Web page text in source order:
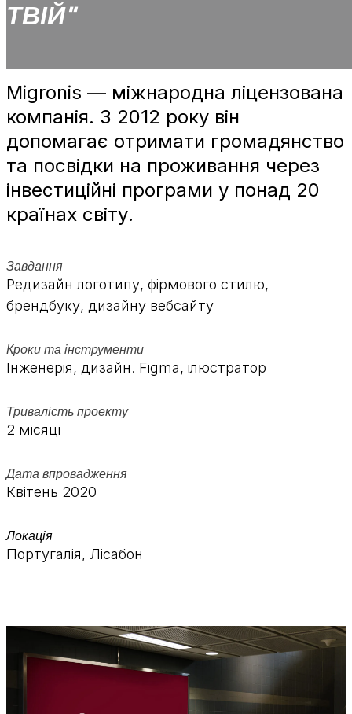
ТВІЙ"
Migronis — міжнародна ліцензована
компанія. З 2012 року він
допомагає отримати громадянство
та посвідки на проживання через
інвестиційні програми у понад 20
країнах світу.
Завдання
Редизайн логотипу, фірмового стилю,
брендбуку, дизайну вебсайту
Кроки та інструменти
Інженерія, дизайн. Figma, ілюстратор
Тривалість проекту
2 місяці
Дата впровадження
Квітень 2020
Локація
Португалія, Лісабон